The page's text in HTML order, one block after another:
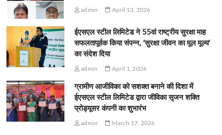
admin April 13, 2026
ईएसएल स्टील लिमिटेड ने 55वां राष्ट्रीय सुरक्षा माह
सफलतापूर्वक किया संपन्न, ‘सुरक्षा जीवन का मूल मूल्य’
का संदेश दिया
admin April 1, 2026
ग्रामीण आजीविका को सशक्त बनाने की दिशा में
ईएसएल स्टील लिमिटेड द्वारा जीविका सृजन शक्ति
प्रोड्यूसर कंपनी का शुभारंभ
admin March 17, 2026